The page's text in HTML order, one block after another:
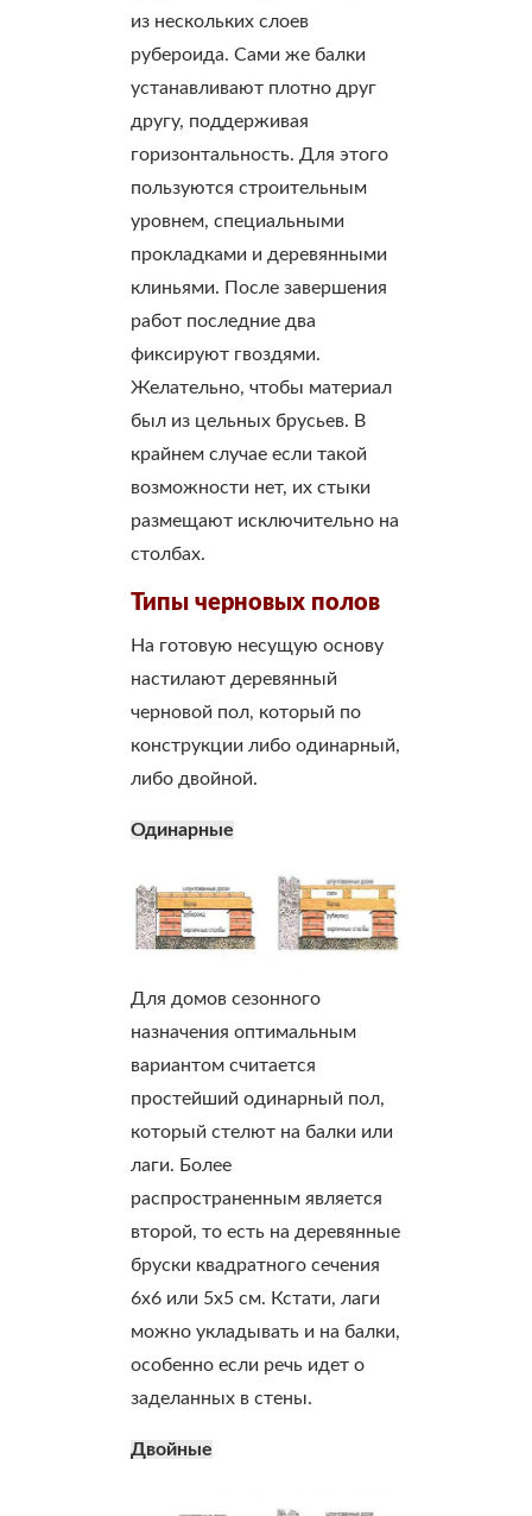
из нескольких слоев
рубероида. Сами же балки
устанавливают плотно друг
другу, поддерживая
горизонтальность. Для этого
пользуются строительным
уровнем, специальными
прокладками и деревянными
клиньями. После завершения
работ последние два
фиксируют гвоздями.
Желательно, чтобы материал
был из цельных брусьев. В
крайнем случае если такой
возможности нет, их стыки
размещают исключительно на
столбах.
Типы черновых полов
На готовую несущую основу
настилают деревянный
черновой пол, который по
конструкции либо одинарный,
либо двойной.
Одинарные
Для домов сезонного
назначения оптимальным
вариантом считается
простейший одинарный пол,
который стелют на балки или
лаги. Более
распространенным является
второй, то есть на деревянные
бруски квадратного сечения
6х6 или 5х5 см. Кстати, лаги
можно укладывать и на балки,
особенно если речь идет о
заделанных в стены.
Двойные